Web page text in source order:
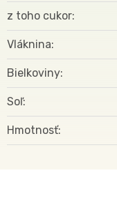
z toho cukor
Vláknina
Bielkoviny
Soľ
Hmotnosť